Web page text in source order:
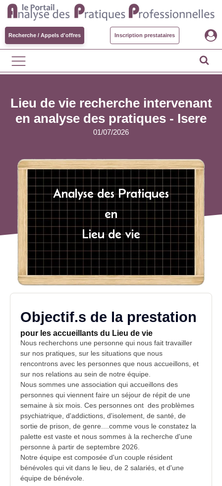
Recherche / Appels d'offres Inscription prestataires
Lieu de vie recherche intervenant
en analyse des pratiques - Isere
01/07/2026
Analyse des Pratiques
en
Lieu de vie
Objectif.s de la prestation
pour les accueillants du Lieu de vie
Nous recherchons une personne qui nous fait travailler
sur nos pratiques, sur les situations que nous
rencontrons avec les personnes que nous accueillons, et
sur nos relations au sein de notre équipe.
Nous sommes une association qui accueillons des
personnes qui viennent faire un séjour de répit de une
semaine à six mois. Ces personnes ont des problèmes
psychiatrique, d'addictions , d'isolement, de santé, de
sortie de prison, de genre....comme vous le constatez la
palette est vaste et nous sommes à la recherche d'une
personne à partir de septembre 2026.
Notre équipe est composée d'un couple résident
bénévoles qui vit dans le lieu, de 2 salariés, et d'une
équipe de bénévole.